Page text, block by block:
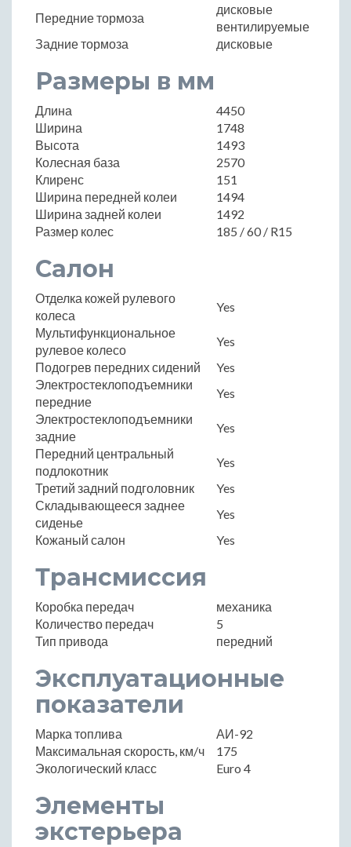
Передние тормоза
дисковые
вентилируемые
Задние тормоза
дисковые
Размеры в мм
Длина
4450
Ширина
1748
Высота
1493
Колесная база
2570
Клиренс
151
Ширина передней колеи
1494
Ширина задней колеи
1492
Размер колес
185 / 60 / R15
Салон
Отделка кожей рулевого
колеса
Yes
Мультифункциональное
рулевое колесо
Yes
Подогрев передних сидений
Yes
Электростеклоподъемники
передние
Yes
Электростеклоподъемники
задние
Yes
Передний центральный
подлокотник
Yes
Третий задний подголовник
Yes
Складывающееся заднее
сиденье
Yes
Кожаный салон
Yes
Трансмиссия
Коробка передач
механика
Количество передач
5
Тип привода
передний
Эксплуатационные
показатели
Марка топлива
АИ-92
Максимальная скорость, км/ч
175
Экологический класс
Euro 4
Элементы
экстерьера